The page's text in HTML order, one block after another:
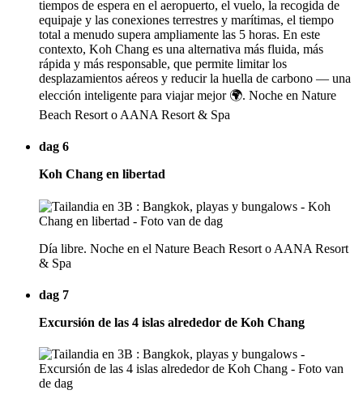
tiempos de espera en el aeropuerto, el vuelo, la recogida de
equipaje y las conexiones terrestres y marítimas, el tiempo
total a menudo supera ampliamente las 5 horas. En este
contexto, Koh Chang es una alternativa más fluida, más
rápida y más responsable, que permite limitar los
desplazamientos aéreos y reducir la huella de carbono — una
elección inteligente para viajar mejor 🌍. Noche en Nature
Beach Resort o AANA Resort & Spa
dag 6
Koh Chang en libertad
Día libre. Noche en el Nature Beach Resort o AANA Resort
& Spa
dag 7
Excursión de las 4 islas alrededor de Koh Chang